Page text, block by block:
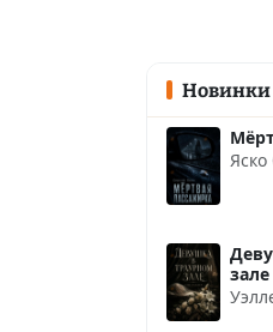
Новинки
Яско
зале